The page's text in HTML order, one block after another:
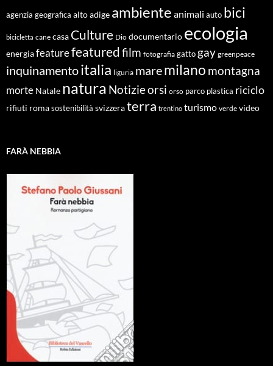
agenzia geografica alto adige ambiente animali auto bici
bicicletta cane casa Culture Dio documentario ecologia
energiafeaturefeaturedfilm fotografia gatto gay greenpeace
inquinamentoitalia liguria maremilano montagna
morte Natale natura Notizieorsi orso parco plastica riciclo
rifiuti roma sostenibilità svizzeraterra trentino turismo verde video
FARÀ NEBBIA